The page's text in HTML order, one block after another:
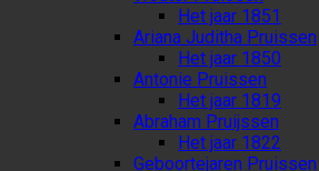
Het jaar 1851
Ariana Juditha Pruissen
Het jaar 1850
Antonie Pruissen
Het jaar 1819
Abraham Pruijssen
Het jaar 1822
Geboortejaren Pruissen